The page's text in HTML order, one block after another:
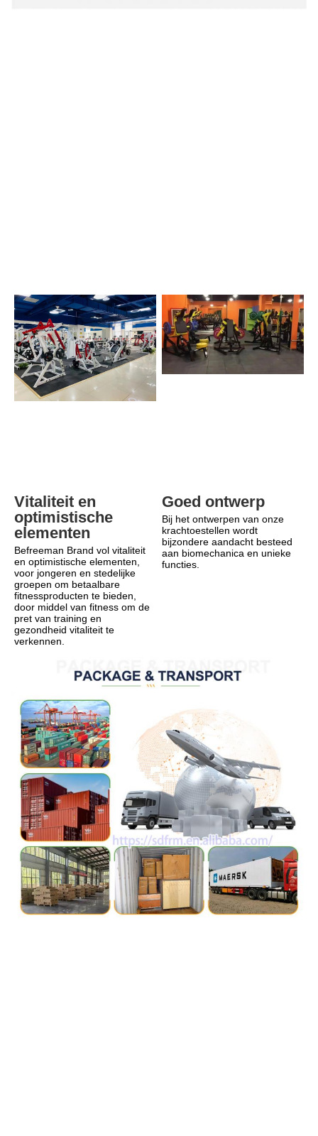
Vitaliteit en
optimistische
elementen
Befreeman Brand vol vitaliteit
en optimistische elementen,
voor jongeren en stedelijke
groepen om betaalbare
fitnessproducten te bieden,
door middel van fitness om de
pret van training en
gezondheid vitaliteit te
verkennen.
Goed ontwerp
Bij het ontwerpen van onze
krachtoestellen wordt
bijzondere aandacht besteed
aan biomechanica en unieke
functies.